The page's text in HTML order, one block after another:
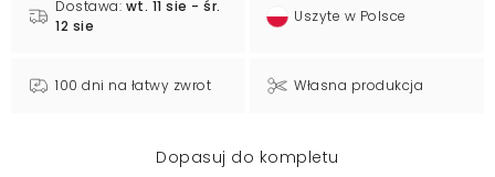
Dostawa: wt. 11 sie - śr.
12 sie
Uszyte w Polsce
100 dni na łatwy zwrot Własna produkcja
Dopasuj do kompletu